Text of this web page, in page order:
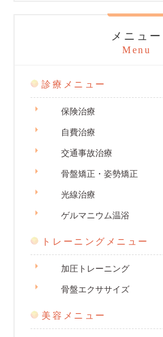
メニュー
Menu
診療メニュー
保険治療
自費治療
交通事故治療
骨盤矯正・姿勢矯正
光線治療
ゲルマニウム温浴
トレーニングメニュー
加圧トレーニング
骨盤エクササイズ
美容メニュー